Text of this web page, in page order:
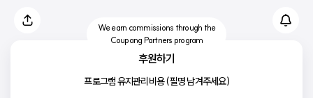
We earn commissions through the
Coupang Partners program
후원하기
프로그램 유지관리비용 (필명 남겨주세요)